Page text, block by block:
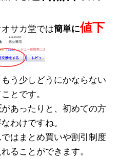
サカ堂では簡単に値下
う少しどうにかならない
とです。
があったりと、初めての方
わけですね。
はまとめ買いや割引制度
ることができます。